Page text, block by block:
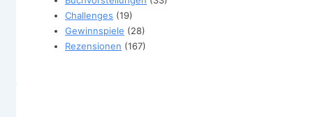
Challenges (19)
Gewinnspiele (28)
Rezensionen (167)